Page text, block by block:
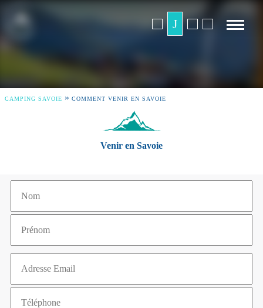
CAMPING SAVOIE » COMMENT VENIR EN SAVOIE
Venir en Savoie